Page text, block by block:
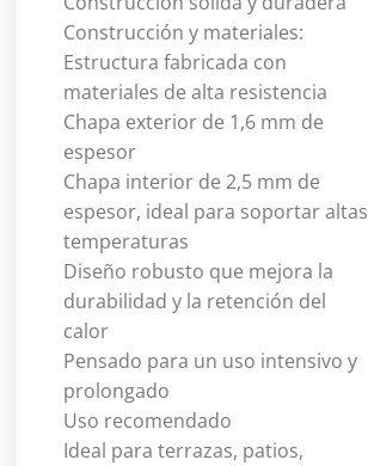
Construcción y materiales:
Estructura fabricada con
materiales de alta resistencia
Chapa exterior de 1,6 mm de
espesor
Chapa interior de 2,5 mm de
espesor, ideal para soportar altas
temperaturas
Diseño robusto que mejora la
durabilidad y la retención del
calor
Pensado para un uso intensivo y
prolongado
Uso recomendado
Ideal para terrazas, patios,